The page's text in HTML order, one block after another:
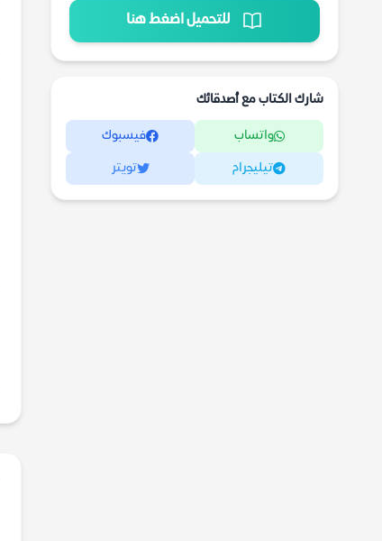
للتحميل اضغط هنا
شارك الكتاب مع أصدقائك
واتساب فيسبوك
تيليجرام تويتر